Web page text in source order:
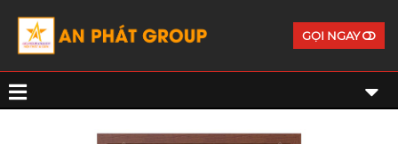
GỌI NGAY